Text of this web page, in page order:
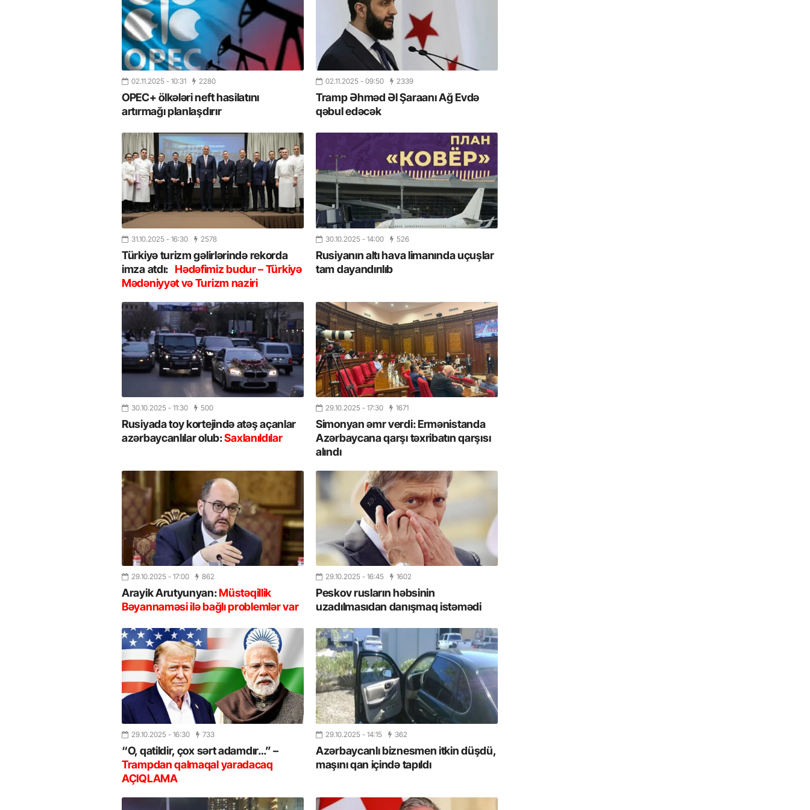
02.11.2025 - 10:31 2280
OPEC+ ölkələri neft hasilatını
artırmağı planlaşdırır
02.11.2025 - 09:50 2339
Tramp Əhməd Əl Şaraanı Ağ Evdə
qəbul edəcək
31.10.2025 - 16:30 2578
Türkiyə turizm gəlirlərində rekorda
imza atdı:Hədəfimiz budur – Türkiyə
Mədəniyyət və Turizm naziri
30.10.2025 - 14:00 526
Rusiyanın altı hava limanında uçuşlar
tam dayandırılıb
30.10.2025 - 11:30 500
Rusiyada toy kortejində atəş açanlar
azərbaycanlılar olub:Saxlanıldılar
29.10.2025 - 17:30 1671
Simonyan əmr verdi: Ermənistanda
Azərbaycana qarşı təxribatın qarşısı
alındı
29.10.2025 - 17:00 862
Arayik Arutyunyan:Müstəqillik
Bəyannaməsi ilə bağlı problemlər var
29.10.2025 - 16:45 1602
Peskov rusların həbsinin
uzadılmasıdan danışmaq istəmədi
29.10.2025 - 16:30 733
“O, qatildir, çox sərt adamdır…” –
Trampdan qalmaqal yaradacaq
AÇIQLAMA
29.10.2025 - 14:15 362
Azərbaycanlı biznesmen itkin düşdü,
maşını qan içində tapıldı